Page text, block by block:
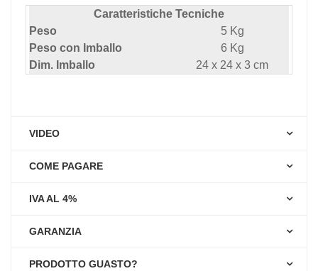
Caratteristiche Tecniche
Peso
5 Kg
Peso con Imballo
6 Kg
Dim. Imballo
24 x 24 x 3 cm
VIDEO
COME PAGARE
IVA AL 4%
GARANZIA
PRODOTTO GUASTO?